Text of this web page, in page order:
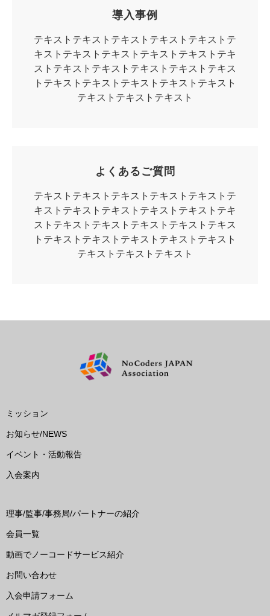
導入事例
テキストテキストテキストテキストテキストテ
キストテキストテキストテキストテキストテキ
ストテキストテキストテキストテキストテキス
トテキストテキストテキストテキストテキスト
テキストテキストテキスト
よくあるご質問
テキストテキストテキストテキストテキストテ
キストテキストテキストテキストテキストテキ
ストテキストテキストテキストテキストテキス
トテキストテキストテキストテキストテキスト
テキストテキストテキスト
ミッション
お知らせ/NEWS
イベント・活動報告
入会案内
理事/監事/事務局/パートナーの紹介
会員一覧
動画でノーコードサービス紹介
お問い合わせ
入会申請フォーム